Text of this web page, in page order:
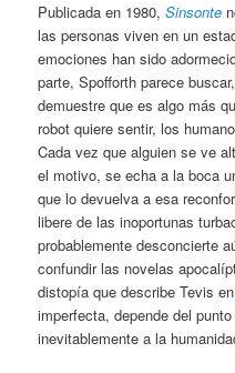
Publicada en 1980,Sinsonte
las personas viven en un
emociones han sido
parte, Spofforth parece
demuestre que es algo más
robot quiere sentir, los
Cada vez que alguien se ve
el motivo, se echa a la boca
que lo devuelva a esa
libere de las inoportunas
probablemente desconcierte
confundir las novelas
distopía que describe Tevis
imperfecta, depende del
inevitablemente a la